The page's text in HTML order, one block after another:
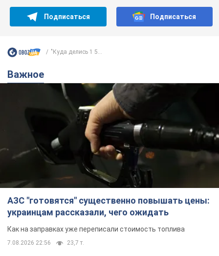
Подписаться Подписаться
"Куда делись 1 5...
Важное
АЗС "готовятся" существенно повышать цены:
украинцам рассказали, чего ожидать
Как на заправках уже переписали стоимость топлива
7.08.2026 22:56 23,7 т.